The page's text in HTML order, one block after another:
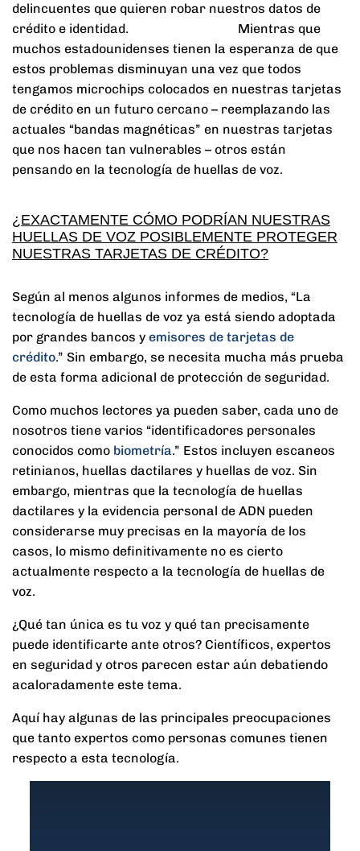
delincuentes que quieren robar nuestros datos de
crédito e identidad. Mientras que
muchos estadounidenses tienen la esperanza de que
estos problemas disminuyan una vez que todos
tengamos microchips colocados en nuestras tarjetas
de crédito en un futuro cercano – reemplazando las
actuales “bandas magnéticas” en nuestras tarjetas
que nos hacen tan vulnerables – otros están
pensando en la tecnología de huellas de voz.
¿EXACTAMENTE CÓMO PODRÍAN NUESTRAS
HUELLAS DE VOZ POSIBLEMENTE PROTEGER
NUESTRAS TARJETAS DE CRÉDITO?
Según al menos algunos informes de medios, “La
tecnología de huellas de voz ya está siendo adoptada
por grandes bancos y emisores de tarjetas de
crédito.” Sin embargo, se necesita mucha más prueba
de esta forma adicional de protección de seguridad.
Como muchos lectores ya pueden saber, cada uno de
nosotros tiene varios “identificadores personales
conocidos como biometría.” Estos incluyen escaneos
retinianos, huellas dactilares y huellas de voz. Sin
embargo, mientras que la tecnología de huellas
dactilares y la evidencia personal de ADN pueden
considerarse muy precisas en la mayoría de los
casos, lo mismo definitivamente no es cierto
actualmente respecto a la tecnología de huellas de
voz.
¿Qué tan única es tu voz y qué tan precisamente
puede identificarte ante otros? Científicos, expertos
en seguridad y otros parecen estar aún debatiendo
acaloradamente este tema.
Aquí hay algunas de las principales preocupaciones
que tanto expertos como personas comunes tienen
respecto a esta tecnología.